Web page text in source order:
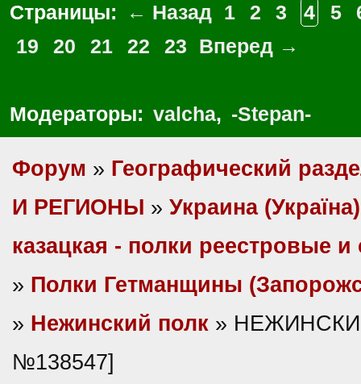
Страницы: ← Назад 1 2 3 4 5
19
20 21 22 23 Вперед →
Модераторы: valcha, -Stepan-
Форум » Географический
И РЕГИОНЫ » Украина (Україна)
казацкая - полки реестровые и
» Полки Гетманщины
» Нежинский полк »
№138547]